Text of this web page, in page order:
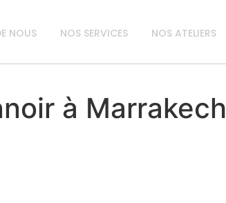
NOUS NOS SERVICES NOS ATELIERS
à Marrakech